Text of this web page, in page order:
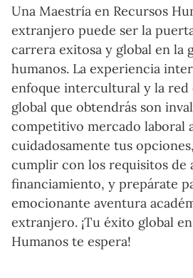
Una Maestría en Recursos
extranjero puede ser la
carrera exitosa y global en la
humanos. La experiencia
enfoque intercultural y la red
global que obtendrás son
competitivo mercado laboral
cuidadosamente tus
cumplir con los requisitos de
financiamiento, y prepárate
emocionante aventura
extranjero. ¡Tu éxito global
Humanos te espera!